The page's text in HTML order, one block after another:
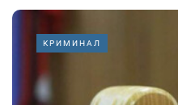
КРИМИНАЛ